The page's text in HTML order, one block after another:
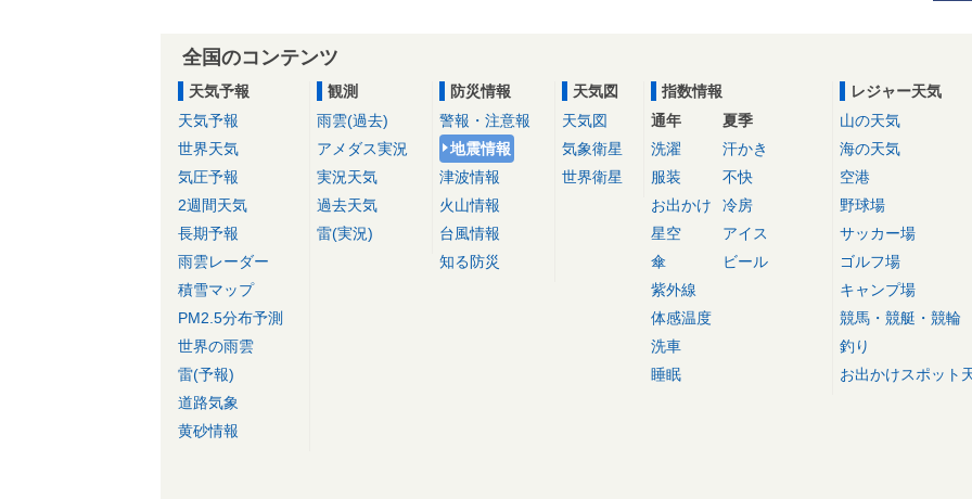
全国のコンテンツ
天気予報
天気予報
世界天気
気圧予報
2週間天気
長期予報
雨雲レーダー
積雪マップ
PM2.5分布予測
世界の雨雲
雷(予報)
道路気象
黄砂情報
観測
雨雲(過去)
アメダス実況
実況天気
過去天気
雷(実況)
防災情報
警報・注意報
地震情報
津波情報
火山情報
台風情報
知る防災
天気図
天気図
気象衛星
世界衛星
指数情報
通年
洗濯
服装
お出かけ
星空
傘
紫外線
体感温度
洗車
睡眠
夏季
汗かき
不快
冷房
アイス
ビール
レジャー天気
山の天気
海の天気
空港
野球場
サッカー場
ゴルフ場
キャンプ場
競馬・競艇・競輪
釣り
お出かけスポット